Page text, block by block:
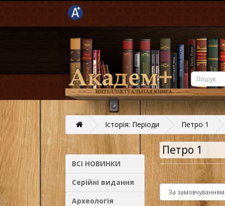
Історія: Періоди Петро 1
ВСІ НОВИНКИ
Серійні видання
Археологія
Петро 1